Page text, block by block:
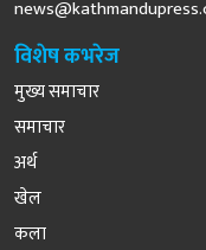
विशेष कभरेज
मुख्य समाचार
समाचार
अर्थ
खेल
कला